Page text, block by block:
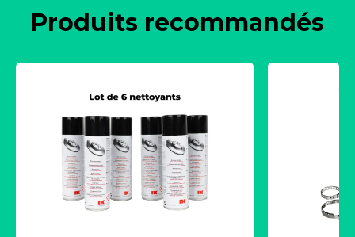
Produits recommandés